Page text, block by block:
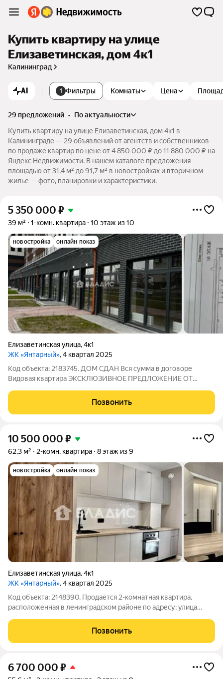
Купить квартиру на улице
Елизаветинская, дом 4к1
Калининград
AI 1 Фильтры Комнаты Цена
29 предложений •
по актуальности
Купить квартиру на улице Елизаветинская, дом 4к1 в
Калининграде — 29 объявлений от агентств и собственников
по продаже квартир по цене от 4 850 000 ₽ до 11 880 000 ₽ на
Яндекс Недвижимости. В нашем каталоге предложения
площадью от 31,4 м² до 91,7 м² в новостройках и вторичном
жилье — фото, планировки и характеристики.
5 350 000 ₽
39 м² 1-комн. квартира 10 этаж из 10
новостройка онлайн показ
Елизаветинская улица,4к1
ЖК «Янтарный», 4 квартал 2025
Код объекта: 2183745. ДОМ СДАН Вся сумма в договоре
Видовая квартира ЭКCКЛЮЗИВHОE ПРЕДЛОЖЕНИE ОT
ПЛАНИPОВКА! Пpoдaётcя 1-кoмнатная квaртиpа на 10 этаже, в
дoмe ИЗ KPАСHOГО КEPАMИЧEСКОГО КИРПИЧA.
Позвонить
10 500 000 ₽
62,3 м² 2-комн. квартира 8 этаж из 9
новостройка онлайн показ
Елизаветинская улица,4к1
ЖК «Янтарный», 4 квартал 2025
Код объекта: 2148390. Продаётся 2-комнатная квартира,
расположенная в ленинградском районе по адресу: улица
этажного современного кирпичного дома 2025 года
постройки, общая площадь 62,3 м2.
Позвонить
6 700 000 ₽